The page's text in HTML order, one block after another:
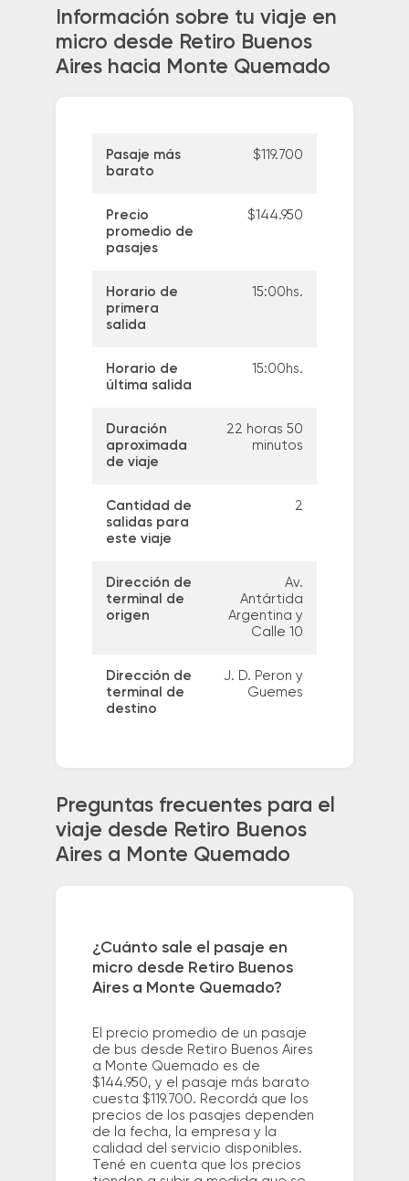
Información sobre tu viaje en
micro desde Retiro Buenos
Aires hacia Monte Quemado
Pasaje más
barato
$119.700
Precio
promedio de
pasajes
$144.950
Horario de
primera
salida
15:00hs.
Horario de
última salida
15:00hs.
Duración
aproximada
de viaje
22 horas 50
minutos
Cantidad de
salidas para
este viaje
2
Dirección de
terminal de
origen
Av.
Antártida
Argentina y
Calle 10
Dirección de
terminal de
destino
J. D. Peron y
Guemes
Preguntas frecuentes para el
viaje desde Retiro Buenos
Aires a Monte Quemado
¿Cuánto sale el pasaje en
micro desde Retiro Buenos
Aires a Monte Quemado?
El precio promedio de un pasaje
de bus desde Retiro Buenos Aires
a Monte Quemado es de
$144.950, y el pasaje más barato
cuesta $119.700. Recordá que los
precios de los pasajes dependen
de la fecha, la empresa y la
calidad del servicio disponibles.
Tené en cuenta que los precios